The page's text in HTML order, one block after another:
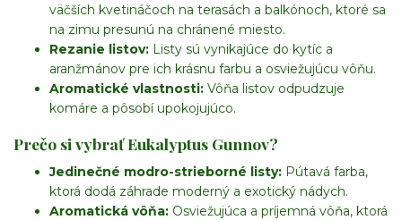
väčších kvetináčoch na terasách a balkónoch, ktoré sa
na zimu presunú na chránené miesto.
Rezanie listov: Listy sú vynikajúce do kytíc a
aranžmánov pre ich krásnu farbu a osviežujúcu vôňu.
Aromatické vlastnosti: Vôňa listov odpudzuje
komáre a pôsobí upokojujúco.
Prečo si vybrať Eukalyptus Gunnov?
Jedinečné modro-strieborné listy: Pútavá farba,
ktorá dodá záhrade moderný a exotický nádych.
Aromatická vôňa: Osviežujúca a príjemná vôňa, ktorá